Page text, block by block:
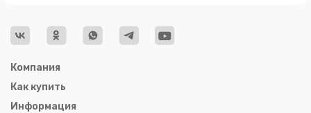
Компания
Как купить
Информация